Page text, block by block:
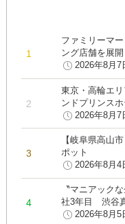
ファミリーマ
ング店舗を展
2026年8月7
東京・高輪エ
ンドプリンス
2026年8月7
【岐阜県高山
ポット
2026年8月4
〝マニアック
社3年目 渋谷
2026年8月5